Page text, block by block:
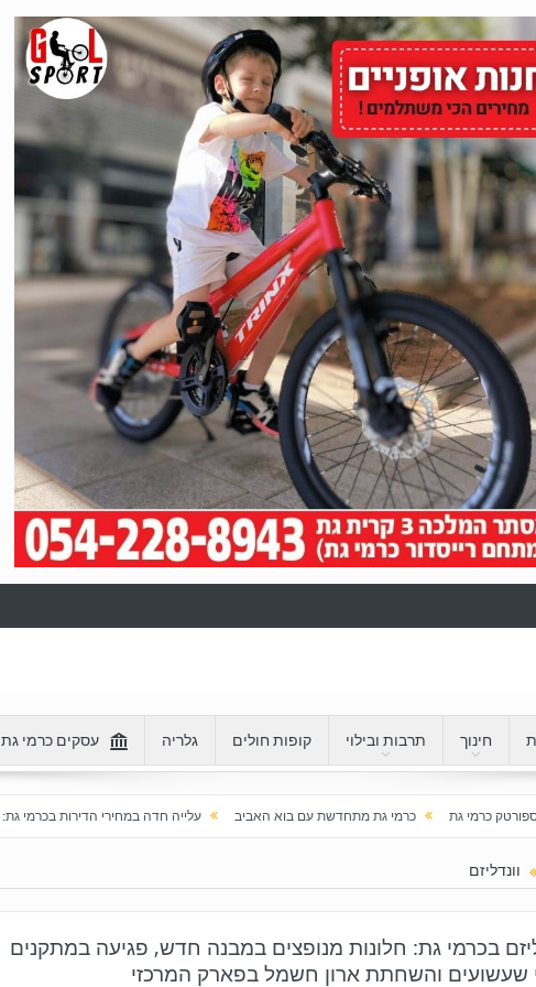
חינוך תרבות ובילוי קופות חולים גלריה עסקים כרמי גת
כרמי גת מתחדשת עם בוא האביב עלייה חדה במחירי הדירות בכרמי גת: מעל 100% בעשור האחרון
וונדליזם
בכרמי גת: חלונות מנופצים במבנה חדש, פגיעה במתקנים
שעשועים והשחתת ארון חשמל בפארק המרכזי